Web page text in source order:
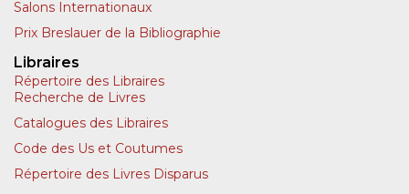
Salons Internationaux
Prix Breslauer de la Bibliographie
Libraires
Répertoire des Libraires
Recherche de Livres
Catalogues des Libraires
Code des Us et Coutumes
Répertoire des Livres Disparus